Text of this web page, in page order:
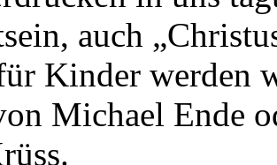
auch
Kinder werden
Michael Ende